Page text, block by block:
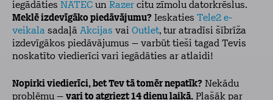
iegādāties NATEC un Razer citu zīmolu datorkrēslus.
Meklē izdevīgāko piedāvājumu? Ieskaties Tele2 e-
veikala sadaļā Akcijas vai Outlet, tur atradīsi šībrīža
izdevīgākos piedāvājumus – varbūt tieši tagad Tevis
noskatīto viedierīci vari iegādāties ar atlaidi!
Nopirki viedierīci, bet Tev tā tomēr nepatīk? Nekādu
problēmu – vari to atgriezt 14 dienu laikā. Plašāk par